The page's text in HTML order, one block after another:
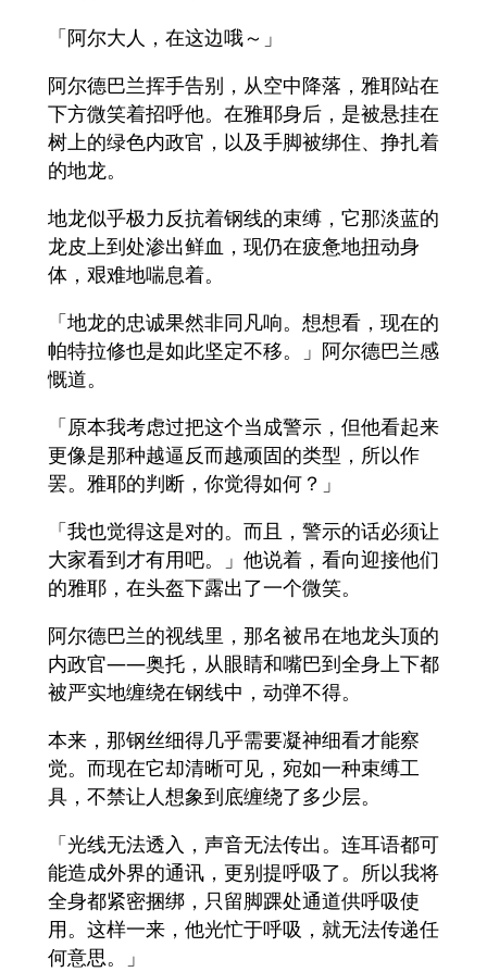
「阿尔大人，在这边哦～」
阿尔德巴兰挥手告别，从空中降落，雅耶站在
下方微笑着招呼他。在雅耶身后，是被悬挂在
树上的绿色内政官，以及手脚被绑住、挣扎着
的地龙。
地龙似乎极力反抗着钢线的束缚，它那淡蓝的
龙皮上到处渗出鲜血，现仍在疲惫地扭动身
体，艰难地喘息着。
「地龙的忠诚果然非同凡响。想想看，现在的
帕特拉修也是如此坚定不移。」阿尔德巴兰感
慨道。
「原本我考虑过把这个当成警示，但他看起来
更像是那种越逼反而越顽固的类型，所以作
罢。雅耶的判断，你觉得如何？」
「我也觉得这是对的。而且，警示的话必须让
大家看到才有用吧。」他说着，看向迎接他们
的雅耶，在头盔下露出了一个微笑。
阿尔德巴兰的视线里，那名被吊在地龙头顶的
内政官——奥托，从眼睛和嘴巴到全身上下都
被严实地缠绕在钢线中，动弹不得。
本来，那钢丝细得几乎需要凝神细看才能察
觉。而现在它却清晰可见，宛如一种束缚工
具，不禁让人想象到底缠绕了多少层。
「光线无法透入，声音无法传出。连耳语都可
能造成外界的通讯，更别提呼吸了。所以我将
全身都紧密捆绑，只留脚踝处通道供呼吸使
用。这样一来，他光忙于呼吸，就无法传递任
何意思。」